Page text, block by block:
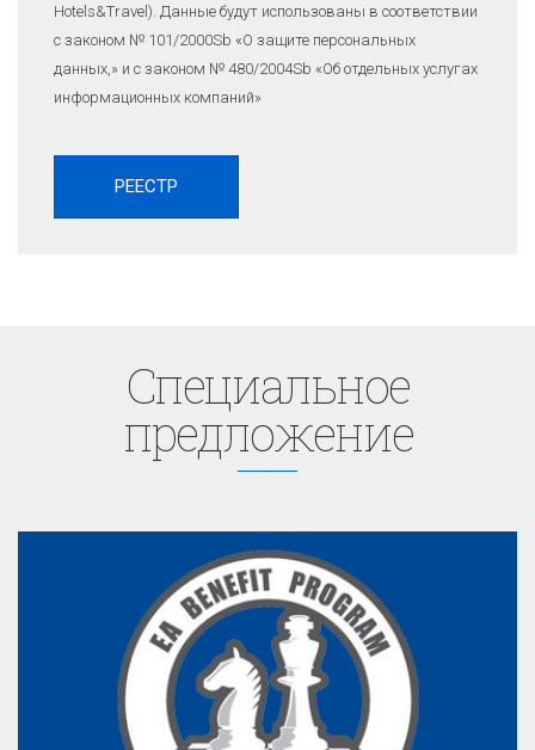
Hotels&Travel). Данные будут использованы в соответствии
с законом № 101/2000Sb «O защите персональных
данных,» и с законом № 480/2004Sb «Об отдельных услугах
информационных компаний»
Cпециaльное
предложение